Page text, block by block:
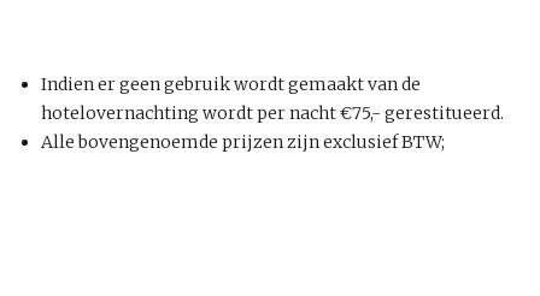
Indien er geen gebruik wordt gemaakt van de
hotelovernachting wordt per nacht €75,- gerestitueerd.
Alle bovengenoemde prijzen zijn exclusief BTW;